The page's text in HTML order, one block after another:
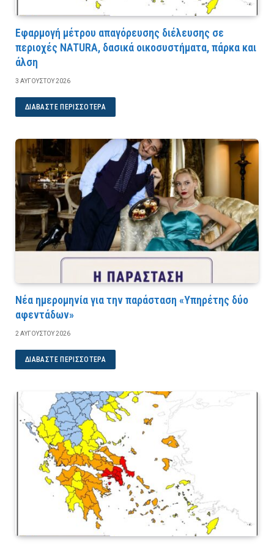
Εφαρμογή μέτρου απαγόρευσης διέλευσης σε
περιοχές NATURA, δασικά οικοσυστήματα, πάρκα και
άλση
3 ΑΥΓΟΎΣΤΟΥ 2026
ΔΙΑΒΆΣΤΕ ΠΕΡΙΣΣΌΤΕΡΑ
Νέα ημερομηνία για την παράσταση «Υπηρέτης δύο
αφεντάδων»
2 ΑΥΓΟΎΣΤΟΥ 2026
ΔΙΑΒΆΣΤΕ ΠΕΡΙΣΣΌΤΕΡΑ